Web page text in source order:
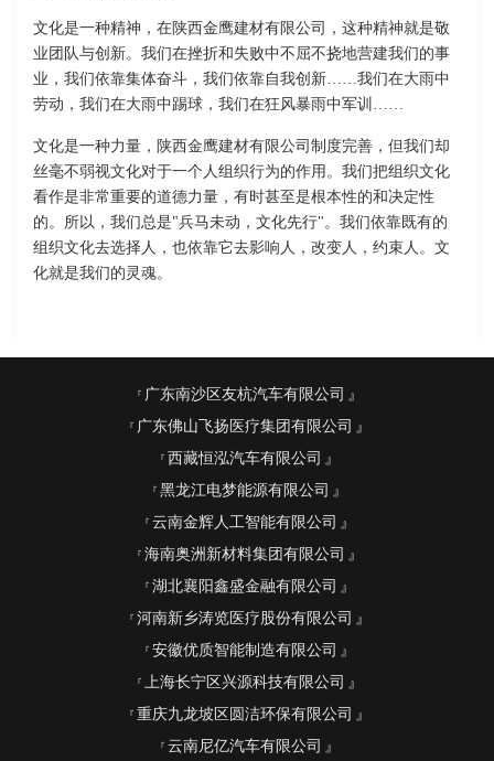
文化是一种精神，在陕西金鹰建材有限公司，这种精神就是敬
业团队与创新。我们在挫折和失败中不屈不挠地营建我们的事
业，我们依靠集体奋斗，我们依靠自我创新……我们在大雨中
劳动，我们在大雨中踢球，我们在狂风暴雨中军训……
文化是一种力量，陕西金鹰建材有限公司制度完善，但我们却
丝毫不弱视文化对于一个人组织行为的作用。我们把组织文化
看作是非常重要的道德力量，有时甚至是根本性的和决定性
的。所以，我们总是"兵马未动，文化先行"。我们依靠既有的
组织文化去选择人，也依靠它去影响人，改变人，约束人。文
化就是我们的灵魂。
广东南沙区友杭汽车有限公司
广东佛山飞扬医疗集团有限公司
西藏恒泓汽车有限公司
黑龙江电梦能源有限公司
云南金辉人工智能有限公司
海南奥洲新材料集团有限公司
湖北襄阳鑫盛金融有限公司
河南新乡涛览医疗股份有限公司
安徽优质智能制造有限公司
上海长宁区兴源科技有限公司
重庆九龙坡区圆洁环保有限公司
云南尼亿汽车有限公司